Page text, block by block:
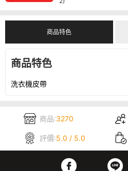
商品特色
商品特色
洗衣機皮帶
商品:3270
評價:5.0 / 5.0